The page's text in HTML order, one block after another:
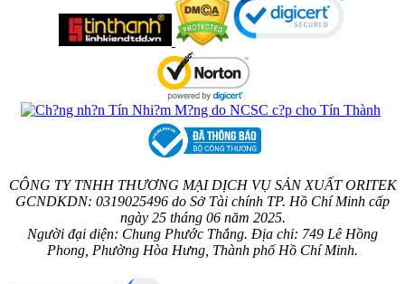
CÔNG TY TNHH THƯƠNG MẠI DỊCH VỤ SẢN XUẤT ORITEK
GCNDKDN: 0319025496 do Sở Tài chính TP. Hồ Chí Minh cấp
ngày 25 tháng 06 năm 2025.
Người đại diện: Chung Phước Thắng. Địa chỉ: 749 Lê Hồng
Phong, Phường Hòa Hưng, Thành phố Hồ Chí Minh.